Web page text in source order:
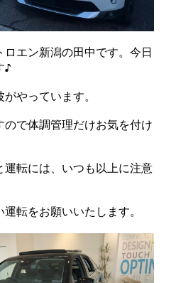
ロエン新潟の田中です。今日
♪
やっています。
ので体調管理だけお気を付け
運転には、いつも以上に注意
転をお願いいたします。